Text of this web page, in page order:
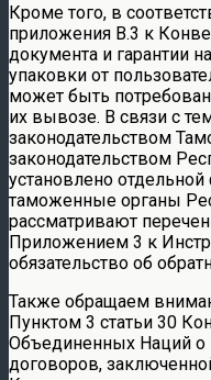
Кроме того, в
приложения B.3 к
документа и гарантии на
упаковки от
может быть
их вывозе. В связи с
законодательством
законодательством
установлено
таможенные органы
рассматривают
Приложением 3 к
обязательство об
Также обращаем
Пунктом 3 статьи 30
Объединенных Наций
договоров,